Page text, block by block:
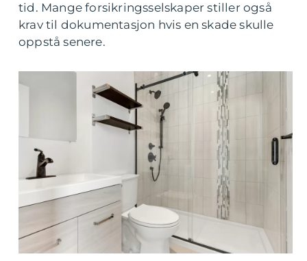
tid. Mange forsikringsselskaper stiller også
krav til dokumentasjon hvis en skade skulle
oppstå senere.